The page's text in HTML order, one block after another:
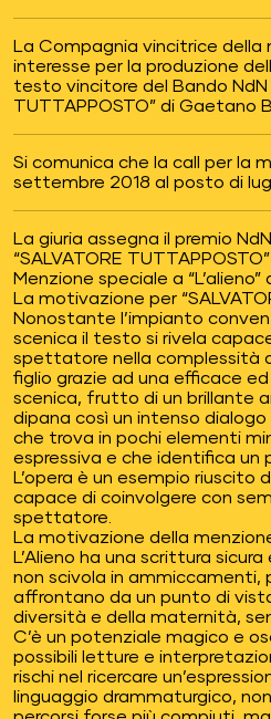
La Compagnia vincitrice
interesse per la produzione
testo vincitore del Bando NdN
TUTTAPPOSTO” di Gaetano
Si comunica che la call per la
settembre 2018 al posto di
La giuria assegna il premio
“SALVATORE
Menzione speciale a
La motivazione per
Nonostante l’impianto
scenica il testo si rivela
spettatore nella complessità
figlio grazie ad una efficace
scenica, frutto di un brillante
dipana così un intenso
che trova in pochi elementi
espressiva e che identifica un
L’opera è un esempio riuscito
capace di coinvolgere con
spettatore.
La motivazione della menzione
L’Alieno ha una scrittura
non scivola in ammiccamenti,
affrontano da un punto di
diversità e della maternità,
C’è un potenziale magico e
possibili letture e
rischi nel ricercare
linguaggio drammaturgico,